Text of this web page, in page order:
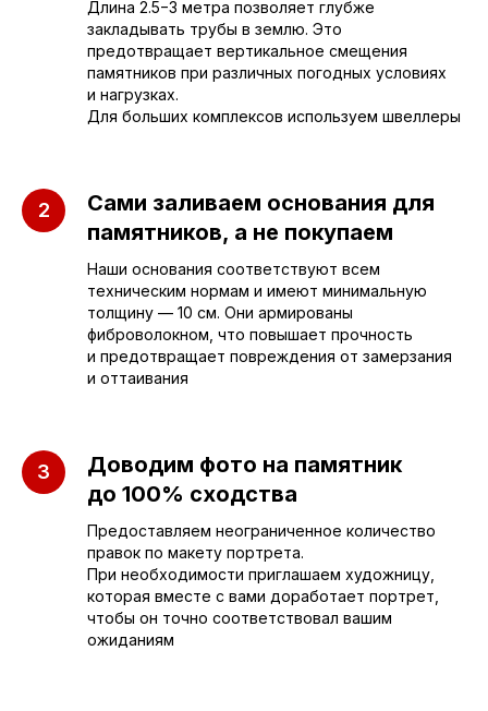
Длина 2.5−3 метра позволяет глубже
закладывать трубы в землю. Это
предотвращает вертикальное смещения
памятников при различных погодных условиях
и нагрузках.
Для больших комплексов используем швеллеры
Сами заливаем основания для
памятников, а не покупаем
Наши основания соответствуют всем
техническим нормам и имеют минимальную
толщину — 10 см. Они армированы
фиброволокном, что повышает прочность
и предотвращает повреждения от замерзания
и оттаивания
Доводим фото на памятник
до 100% сходства
Предоставляем неограниченное количество
правок по макету портрета.
При необходимости приглашаем художницу,
которая вместе с вами доработает портрет,
чтобы он точно соответствовал вашим
ожиданиям
Приезжайте к нам
в офис
sleza-v-kamne64@yandex.ru
+7 (962) 629-39-39
Отдел продаж
Пугачёва, 156
Руководитель мастерской